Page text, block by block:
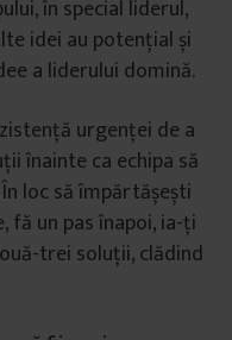
în special liderul,
idei au potențial și
a liderului domină.
urgenței de a
înainte ca echipa să
loc să împărtășești
fă un pas înapoi, ia-ți
trei soluții, clădind